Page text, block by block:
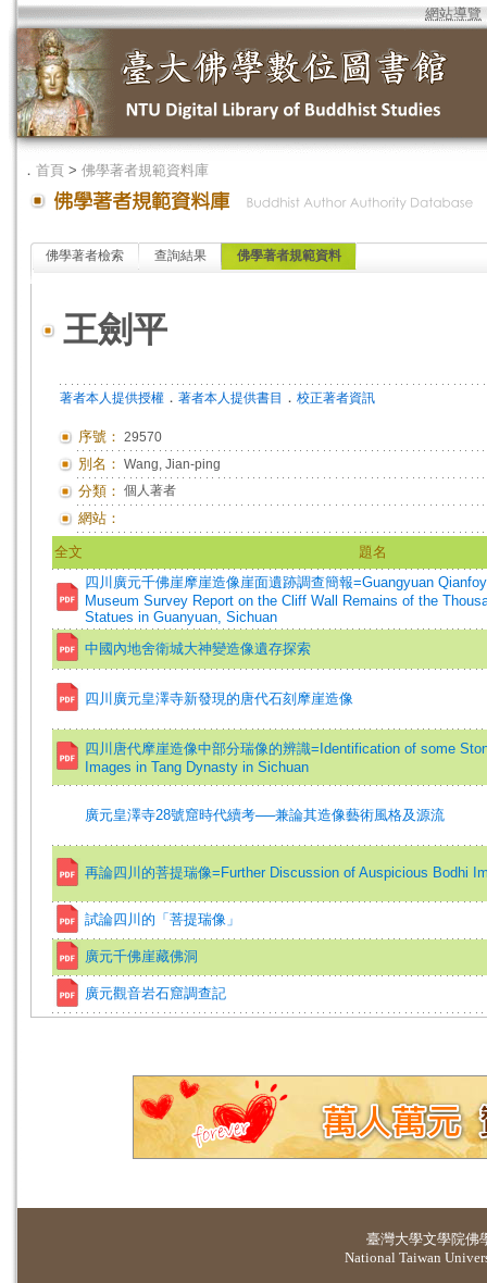
網站導覽
． 首頁 > 佛學著者規範資料庫
佛學著者檢索 查詢結果 佛學著者規範資料
王劍平
著者本人提供授權 ． 著者本人提供書目 ． 校正著者資訊
序號： 29570
別名： Wang, Jian-ping
分類： 個人著者
網站：
全文
題名
四川廣元千佛崖摩崖造像崖面遺跡調查簡報=Guangyuan
Museum Survey Report on the Cliff Wall Remains of the
Statues in Guanyuan, Sichuan
中國內地舍衛城大神變造像遺存探索
四川廣元皇澤寺新發現的唐代石刻摩崖造像
四川唐代摩崖造像中部分瑞像的辨識=Identification of some
Images in Tang Dynasty in Sichuan
廣元皇澤寺28號窟時代續考──兼論其造像藝術風格及源流
再論四川的菩提瑞像=Further Discussion of Auspicious Bodhi
試論四川的「菩提瑞像」
廣元千佛崖藏佛洞
廣元觀音岩石窟調查記
臺灣大學文學院佛
National Taiwan